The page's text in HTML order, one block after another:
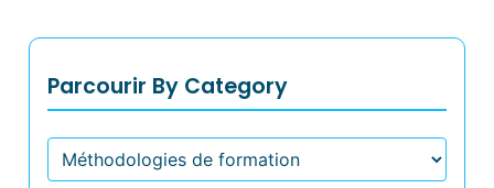
Parcourir By Category